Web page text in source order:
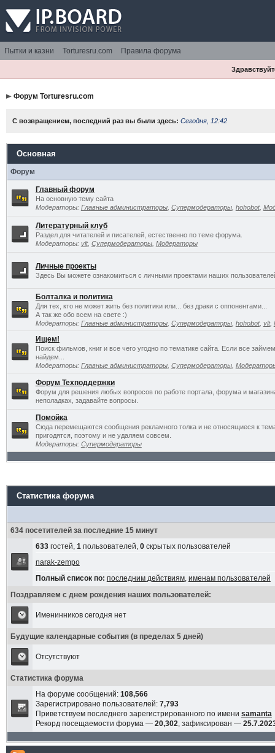
Пытки и казни Torturesru.com Правила форума
Форум Torturesru.com
С возвращением, последний раз вы были здесь: Сегодня, 12:42
Основная
Форум
Главный форум
На основную тему сайта
Модераторы: Главные администраторы, Супермодераторы, hohobot,
Литературный клуб
Раздел для читателей и писателей, естественно по теме форума.
Модераторы: vlt, Супермодераторы, Модераторы
Личные проекты
Здесь Вы можете ознакомиться с личными проектами наших
Болталка и политика
Для тех, кто не может жить без политики или... без драки с оппонентами...
А так же обо всем на свете :)
Модераторы: Главные администраторы, Супермодераторы, hohobot, vlt,
Ищем!
Поиск фильмов, книг и все чего угодно по тематике сайта. Если все
найдем...
Модераторы: Главные администраторы, Супермодераторы,
Форум Техподдержки
Форум для решения любых вопросов по работе портала, форума и
неполадках, задавайте вопросы.
Помойка
Сюда перемещаются сообщения рекламного толка и не относящиеся к
пригодятся, поэтому и не удаляем совсем.
Модераторы: Супермодераторы
Статистика форума
634 посетителей за последние 15 минут
633гостей, 1пользователей, 0скрытых пользователей
narak-zempo
Полный список по: последним действиям, именам пользователей
Поздравляем с днем рождения наших пользователей:
Именинников сегодня нет
Будущие календарные события (в пределах 5 дней)
Отсутствуют
Статистика форума
На форуме сообщений: 108,566
Зарегистрировано пользователей: 7,793
Приветствуем последнего зарегистрированного по имени samanta
Рекорд посещаемости форума — 20,302, зафиксирован —